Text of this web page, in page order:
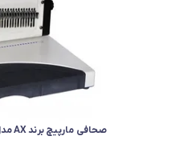
صحافی مارپیچ برند AX مدل 9080